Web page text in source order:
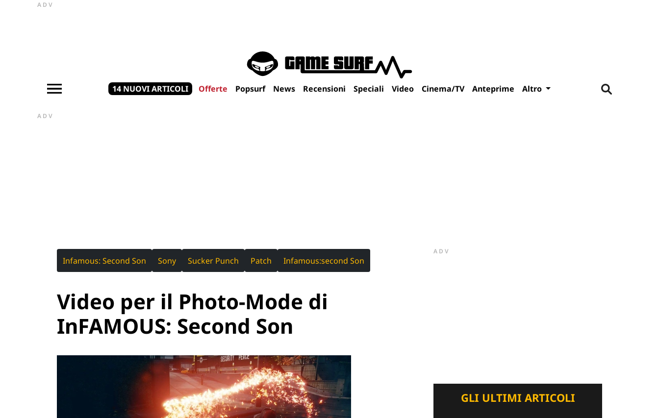
ADV
14 NUOVI ARTICOLI Offerte Popsurf News Recensioni Speciali Video Cinema/TV Anteprime Altro
ADV
Infamous: Second Son Sony Sucker Punch Patch Infamous:second Son
Video per il Photo-Mode di
InFAMOUS: Second Son
ADV
GLI ULTIMI ARTICOLI